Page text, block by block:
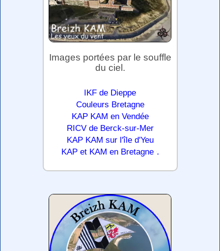
Images portées par le souffle
du ciel.
IKF de Dieppe
Couleurs Bretagne
KAP KAM en Vendée
RICV de Berck-sur-Mer
KAP KAM sur l'île d'Yeu
KAP et KAM en Bretagne .